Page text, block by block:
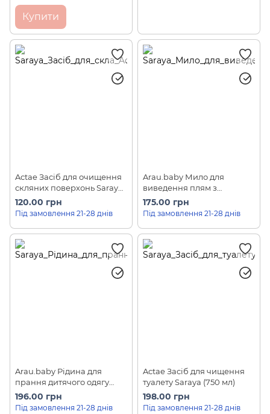
Купити
Actae Засіб для очищення
скляних поверхонь Saraya
(1 л)
120.00 грн
Під замовлення 21-28 днів
Arau.baby Мило для
виведення плям з
дитячого одягу Saraya (110
г)
175.00 грн
Під замовлення 21-28 днів
Arau.baby Рідина для
прання дитячого одягу
(наповнювач) Saraya (720
мл)
196.00 грн
Під замовлення 21-28 днів
Actae Засіб для чищення
туалету Saraya (750 мл)
198.00 грн
Під замовлення 21-28 днів